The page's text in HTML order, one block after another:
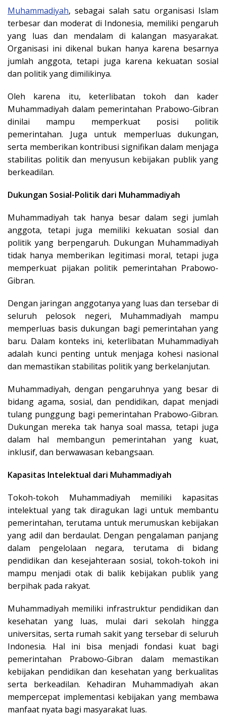
Muhammadiyah, sebagai salah satu organisasi Islam
terbesar dan moderat di Indonesia, memiliki pengaruh
yang luas dan mendalam di kalangan masyarakat.
Organisasi ini dikenal bukan hanya karena besarnya
jumlah anggota, tetapi juga karena kekuatan sosial
dan politik yang dimilikinya.
Oleh karena itu, keterlibatan tokoh dan kader
Muhammadiyah dalam pemerintahan Prabowo-Gibran
dinilai mampu memperkuat posisi politik
pemerintahan. Juga untuk memperluas dukungan,
serta memberikan kontribusi signifikan dalam menjaga
stabilitas politik dan menyusun kebijakan publik yang
berkeadilan.
Dukungan Sosial-Politik dari Muhammadiyah
Muhammadiyah tak hanya besar dalam segi jumlah
anggota, tetapi juga memiliki kekuatan sosial dan
politik yang berpengaruh. Dukungan Muhammadiyah
tidak hanya memberikan legitimasi moral, tetapi juga
memperkuat pijakan politik pemerintahan Prabowo-
Gibran.
Dengan jaringan anggotanya yang luas dan tersebar di
seluruh pelosok negeri, Muhammadiyah mampu
memperluas basis dukungan bagi pemerintahan yang
baru. Dalam konteks ini, keterlibatan Muhammadiyah
adalah kunci penting untuk menjaga kohesi nasional
dan memastikan stabilitas politik yang berkelanjutan.
Muhammadiyah, dengan pengaruhnya yang besar di
bidang agama, sosial, dan pendidikan, dapat menjadi
tulang punggung bagi pemerintahan Prabowo-Gibran.
Dukungan mereka tak hanya soal massa, tetapi juga
dalam hal membangun pemerintahan yang kuat,
inklusif, dan berwawasan kebangsaan.
Kapasitas Intelektual dari Muhammadiyah
Tokoh-tokoh Muhammadiyah memiliki kapasitas
intelektual yang tak diragukan lagi untuk membantu
pemerintahan, terutama untuk merumuskan kebijakan
yang adil dan berdaulat. Dengan pengalaman panjang
dalam pengelolaan negara, terutama di bidang
pendidikan dan kesejahteraan sosial, tokoh-tokoh ini
mampu menjadi otak di balik kebijakan publik yang
berpihak pada rakyat.
Muhammadiyah memiliki infrastruktur pendidikan dan
kesehatan yang luas, mulai dari sekolah hingga
universitas, serta rumah sakit yang tersebar di seluruh
Indonesia. Hal ini bisa menjadi fondasi kuat bagi
pemerintahan Prabowo-Gibran dalam memastikan
kebijakan pendidikan dan kesehatan yang berkualitas
serta berkeadilan. Kehadiran Muhammadiyah akan
mempercepat implementasi kebijakan yang membawa
manfaat nyata bagi masyarakat luas.